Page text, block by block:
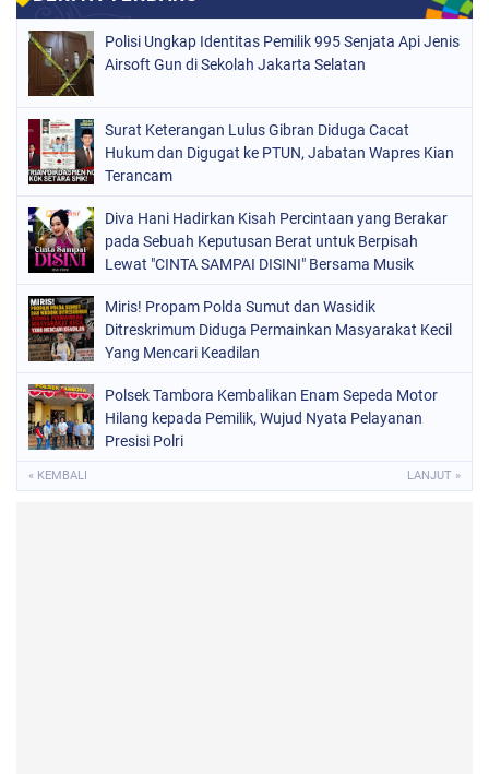
Polisi Ungkap Identitas Pemilik 995 Senjata Api Jenis
Airsoft Gun di Sekolah Jakarta Selatan
Surat Keterangan Lulus Gibran Diduga Cacat
Hukum dan Digugat ke PTUN, Jabatan Wapres Kian
Terancam
Diva Hani Hadirkan Kisah Percintaan yang Berakar
pada Sebuah Keputusan Berat untuk Berpisah
Lewat "CINTA SAMPAI DISINI" Bersama Musik
Miris! Propam Polda Sumut dan Wasidik
Ditreskrimum Diduga Permainkan Masyarakat Kecil
Yang Mencari Keadilan
Polsek Tambora Kembalikan Enam Sepeda Motor
Hilang kepada Pemilik, Wujud Nyata Pelayanan
Presisi Polri
« KEMBALI LANJUT »